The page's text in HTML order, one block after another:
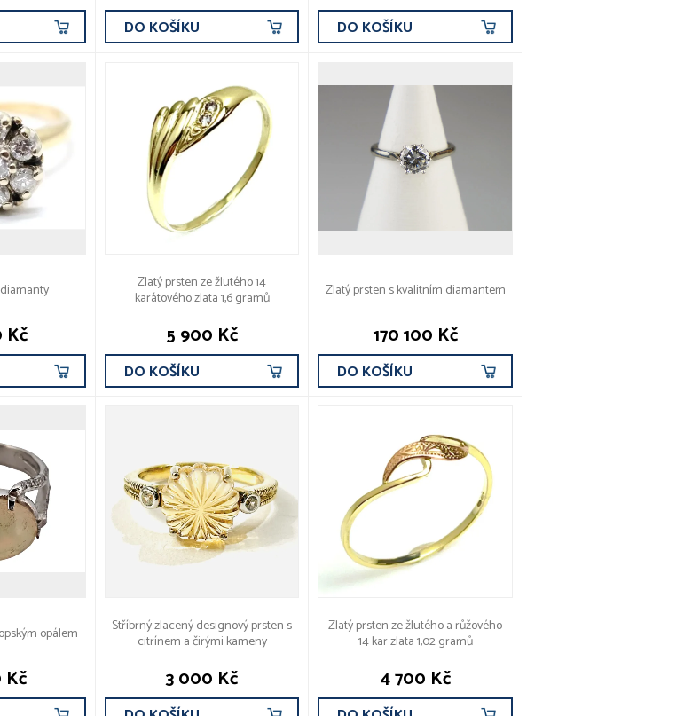
DO KOŠÍKU DO KOŠÍKU
Kč
Zlatý prsten ze žlutého 14
karátového zlata 1,6 gramů
5 900 Kč
DO KOŠÍKU
Zlatý prsten s kvalitním diamantem
170 100 Kč
DO KOŠÍKU
opálem
Kč
Stříbrný zlacený designový prsten s
citrínem a čirými kameny
3 000 Kč
Zlatý prsten ze žlutého a růžového
14 kar zlata 1,02 gramů
4 700 Kč